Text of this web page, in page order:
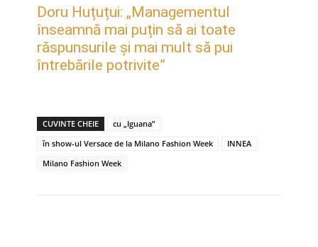
Doru Huțuțui: „Managementul
înseamnă mai puțin să ai toate
răspunsurile și mai mult să pui
întrebările potrivite”
CUVINTE CHEIE
cu „Iguana”
în show-ul Versace de la Milano Fashion Week
INNEA
Milano Fashion Week